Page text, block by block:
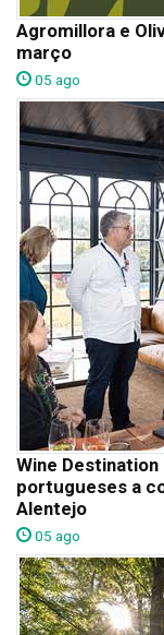
Agromillora e
março
05 ago
Wine
portugueses a
Alentejo
05 ago